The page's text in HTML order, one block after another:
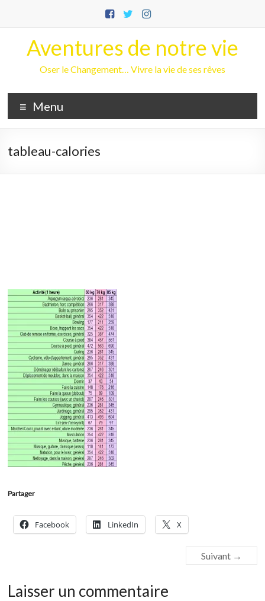
Aventures de notre vie
Oser le Changement… Vivre la vie de ses rêves
Menu
tableau-calories
Partager
Facebook LinkedIn X
Suivant →
Laisser un commentaire